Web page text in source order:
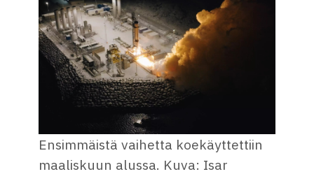
Ensimmäistä vaihetta koekäyttettiin
maaliskuun alussa. Kuva: Isar